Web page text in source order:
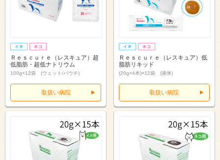
Ｒｅｓｃｕｒｅ（レスキュア）超
低脂肪・超低ナトリウム
100g×12袋 (ウェット/パウチ)
取扱い病院
Ｒｅｓｃｕｒｅ（レスキュア）低
脂肪リキッド
(20g×4本)×12袋 (液体)
取扱い病院